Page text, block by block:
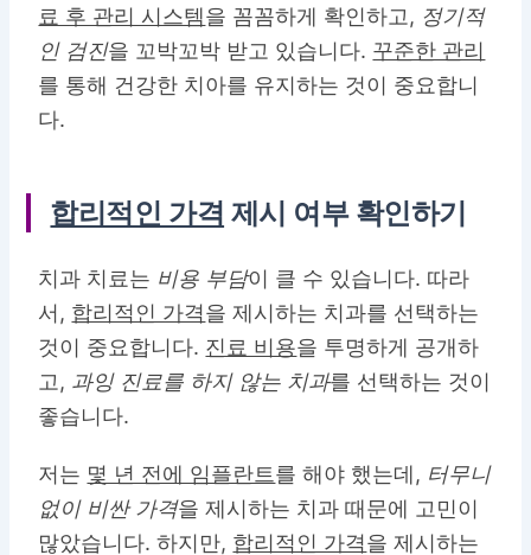
료 후 관리 시스템을 꼼꼼하게 확인하고, 정기적
인 검진을 꼬박꼬박 받고 있습니다. 꾸준한 관리
를 통해 건강한 치아를 유지하는 것이 중요합니
다.
합리적인 가격 제시 여부 확인하기
치과 치료는 비용 부담이 클 수 있습니다. 따라
서, 합리적인 가격을 제시하는 치과를 선택하는
것이 중요합니다. 진료 비용을 투명하게 공개하
고, 과잉 진료를 하지 않는 치과를 선택하는 것이
좋습니다.
저는 몇 년 전에 임플란트를 해야 했는데, 터무니
없이 비싼 가격을 제시하는 치과 때문에 고민이
많았습니다. 하지만, 합리적인 가격을 제시하는